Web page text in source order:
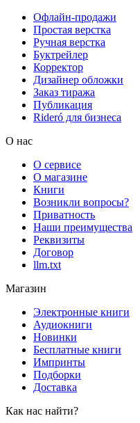
Офлайн-продажи
Простая верстка
Ручная верстка
Буктрейлер
Корректор
Дизайнер обложки
Заказ тиража
Публикация
Rideró для бизнеса
О нас
О сервисе
О магазине
Книги
Возникли вопросы?
Приватность
Наши преимущества
Реквизиты
Договор
llm.txt
Магазин
Электронные книги
Аудиокниги
Новинки
Бесплатные книги
Импринты
Подборки
Доставка
Как нас найти?